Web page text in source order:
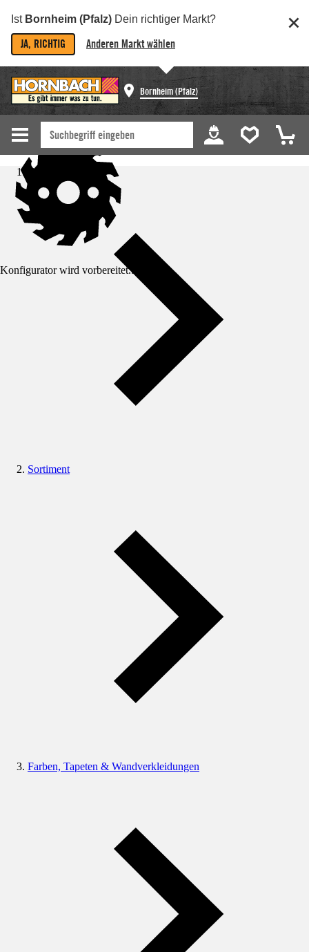
Ist Bornheim (Pfalz) Dein richtiger Markt?
JA, RICHTIG Anderen Markt wählen
Bornheim (Pfalz)
Konfigurator wird vorbereitet...
Startseite
Sortiment
Farben, Tapeten & Wandverkleidungen